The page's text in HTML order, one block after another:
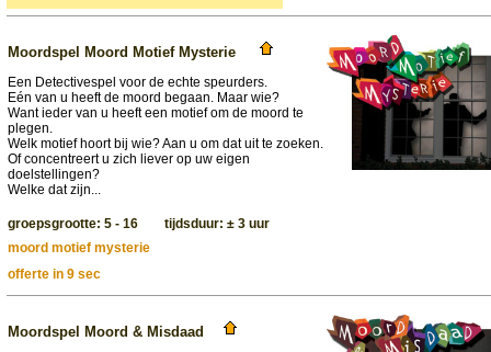
Moordspel Moord Motief Mysterie
Een Detectivespel voor de echte speurders.
Eén van u heeft de moord begaan. Maar wie?
Want ieder van u heeft een motief om de moord te
plegen.
Welk motief hoort bij wie? Aan u om dat uit te zoeken.
Of concentreert u zich liever op uw eigen
doelstellingen?
Welke dat zijn...
groepsgrootte: 5 - 16 tijdsduur: ± 3 uur
moord motief mysterie
offerte in 9 sec
Moordspel Moord & Misdaad